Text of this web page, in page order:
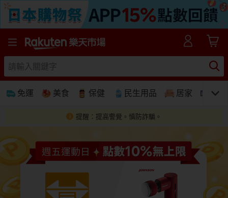
樂天市場線上購物-日本樂天第一大網購平台
免運 養生保健 民生用品
3C家電 運動休閒 親子玩具
免運 美食 保健 民生用品 居家 3C
提醒：提高警覺。慎防詐騙。